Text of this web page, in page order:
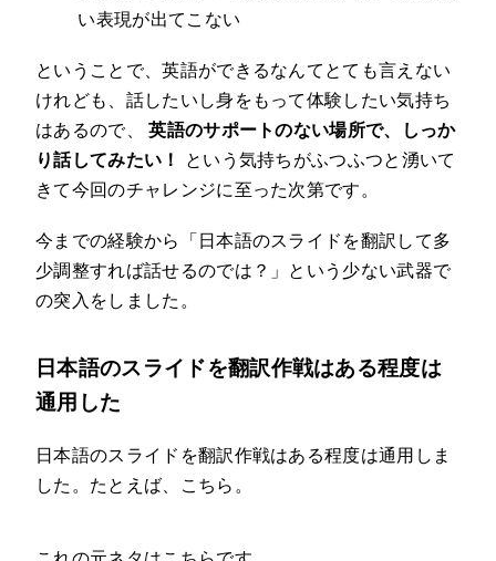
い表現が出てこない
ということで、英語ができるなんてとても言えない
けれども、話したいし身をもって体験したい気持ち
はあるので、英語のサポートのない場所で、しっか
り話してみたい！
という気持ちがふつふつと湧いて
きて今回のチャレンジに至った次第です。
今までの経験から「日本語のスライドを翻訳して多
少調整すれば話せるのでは？」という少ない武器で
の突入をしました。
日本語のスライドを翻訳作戦はある程度は
通用した
日本語のスライドを翻訳作戦はある程度は通用しま
した。たとえば、こちら。